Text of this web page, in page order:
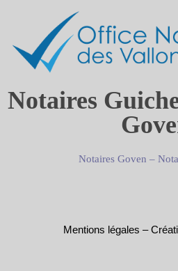
Notaires
Notaires Goven –
Mentions légales –